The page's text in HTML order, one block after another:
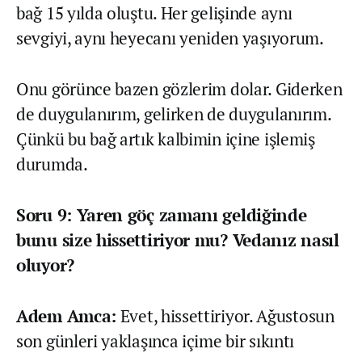
bağ 15 yılda oluştu. Her gelişinde aynı
sevgiyi, aynı heyecanı yeniden yaşıyorum.
Onu görünce bazen gözlerim dolar. Giderken
de duygulanırım, gelirken de duygulanırım.
Çünkü bu bağ artık kalbimin içine işlemiş
durumda.
Soru 9: Yaren göç zamanı geldiğinde
bunu size hissettiriyor mu? Vedanız nasıl
oluyor?
Adem Amca: Evet, hissettiriyor. Ağustosun
son günleri yaklaşınca içime bir sıkıntı